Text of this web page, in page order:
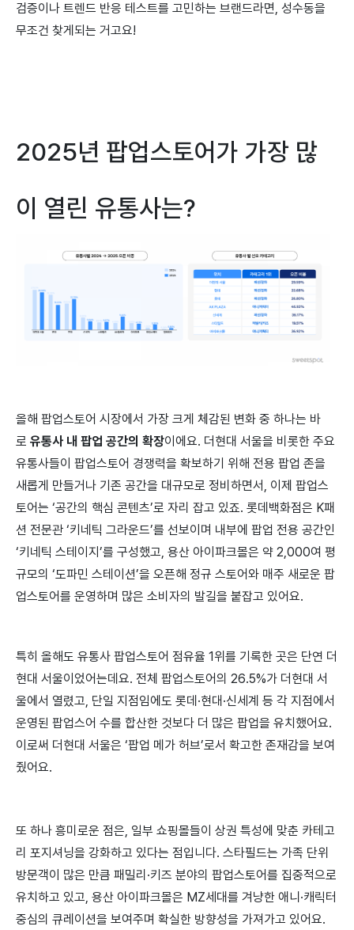
검증이나 트렌드 반응 테스트를 고민하는 브랜드라면, 성수동을
무조건 찾게되는 거고요!
2025년 팝업스토어가 가장 많
이 열린 유통사는?
올해 팝업스토어 시장에서 가장 크게 체감된 변화 중 하나는 바
로 유통사 내 팝업 공간의 확장이에요. 더현대 서울을 비롯한 주요
유통사들이 팝업스토어 경쟁력을 확보하기 위해 전용 팝업 존을
새롭게 만들거나 기존 공간을 대규모로 정비하면서, 이제 팝업스
토어는 ‘공간의 핵심 콘텐츠’로 자리 잡고 있죠. 롯데백화점은 K패
션 전문관 ‘키네틱 그라운드’를 선보이며 내부에 팝업 전용 공간인
‘키네틱 스테이지’를 구성했고, 용산 아이파크몰은 약 2,000여 평
규모의 ‘도파민 스테이션’을 오픈해 정규 스토어와 매주 새로운 팝
업스토어를 운영하며 많은 소비자의 발길을 붙잡고 있어요.
특히 올해도 유통사 팝업스토어 점유율 1위를 기록한 곳은 단연 더
현대 서울이었어는데요. 전체 팝업스토어의 26.5%가 더현대 서
울에서 열렸고, 단일 지점임에도 롯데·현대·신세계 등 각 지점에서
운영된 팝업스어 수를 합산한 것보다 더 많은 팝업을 유치했어요.
이로써 더현대 서울은 ‘팝업 메가 허브’로서 확고한 존재감을 보여
줬어요.
또 하나 흥미로운 점은, 일부 쇼핑몰들이 상권 특성에 맞춘 카테고
리 포지셔닝을 강화하고 있다는 점입니다. 스타필드는 가족 단위
방문객이 많은 만큼 패밀리·키즈 분야의 팝업스토어를 집중적으로
유치하고 있고, 용산 아이파크몰은 MZ세대를 겨냥한 애니·캐릭터
중심의 큐레이션을 보여주며 확실한 방향성을 가져가고 있어요.